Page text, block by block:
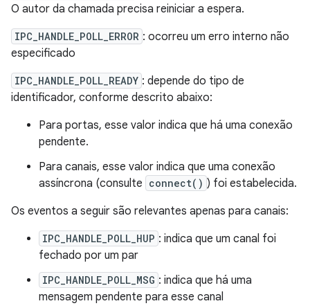
O autor da chamada precisa reiniciar a espera.
IPC_HANDLE_POLL_ERROR : ocorreu um erro interno não
especificado
IPC_HANDLE_POLL_READY : depende do tipo de
identificador, conforme descrito abaixo:
Para portas, esse valor indica que há uma conexão
pendente.
Para canais, esse valor indica que uma conexão
assíncrona (consulte connect() ) foi estabelecida.
Os eventos a seguir são relevantes apenas para canais:
IPC_HANDLE_POLL_HUP : indica que um canal foi
fechado por um par
IPC_HANDLE_POLL_MSG : indica que há uma
mensagem pendente para esse canal